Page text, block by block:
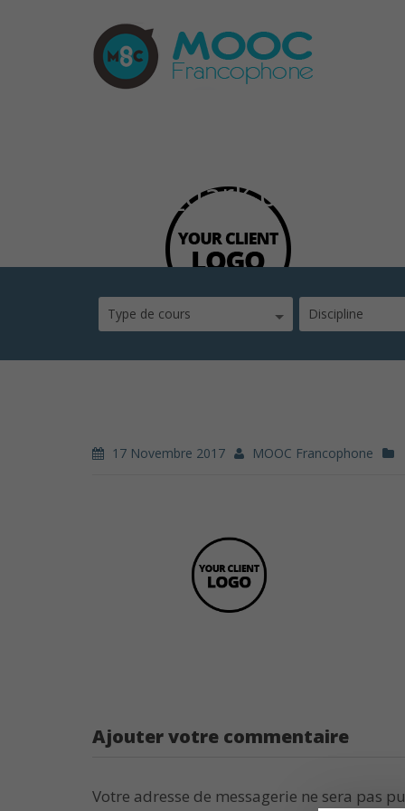
client_dark.png
Type de cours Discipline
17 Novembre 2017 MOOC Francophone
Ajouter votre commentaire
Votre adresse de messagerie ne sera pas